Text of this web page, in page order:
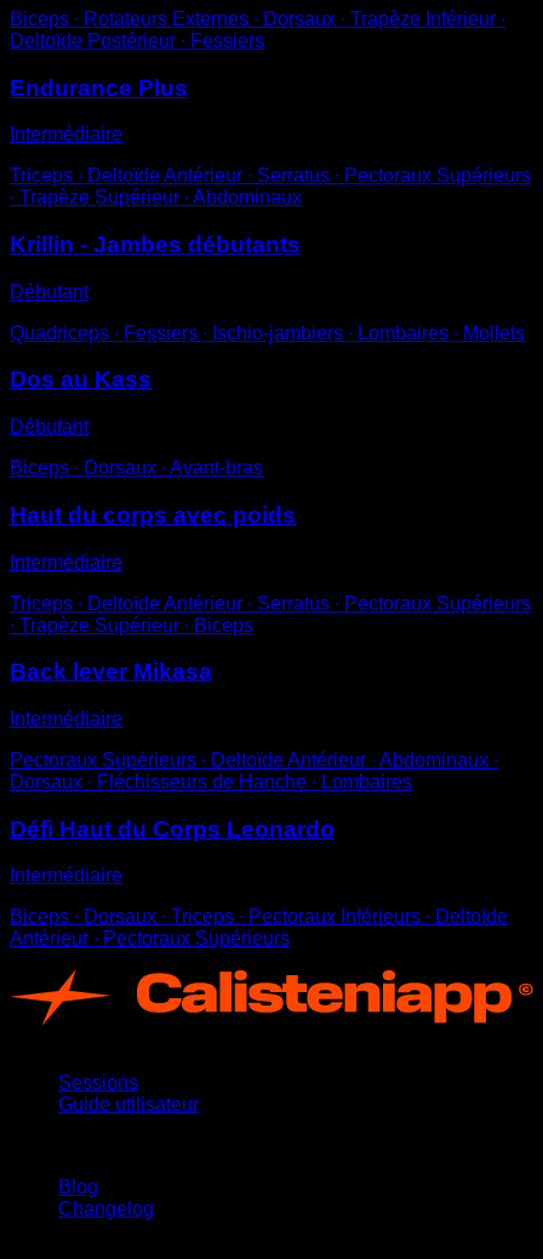
Biceps ∙ Rotateurs Externes ∙ Dorsaux ∙ Trapèze Inférieur ∙
Deltoïde Postérieur ∙ Fessiers
Endurance Plus
Intermédiaire
Triceps ∙ Deltoïde Antérieur ∙ Serratus ∙ Pectoraux Supérieurs
∙ Trapèze Supérieur ∙ Abdominaux
Krillin - Jambes débutants
Débutant
Quadriceps ∙ Fessiers ∙ Ischio-jambiers ∙ Lombaires ∙ Mollets
Dos au Kass
Débutant
Biceps ∙ Dorsaux ∙ Avant-bras
Haut du corps avec poids
Intermédiaire
Triceps ∙ Deltoïde Antérieur ∙ Serratus ∙ Pectoraux Supérieurs
∙ Trapèze Supérieur ∙ Biceps
Back lever Mikasa
Intermédiaire
Pectoraux Supérieurs ∙ Deltoïde Antérieur ∙ Abdominaux ∙
Dorsaux ∙ Fléchisseurs de Hanche ∙ Lombaires
Défi Haut du Corps Leonardo
Intermédiaire
Biceps ∙ Dorsaux ∙ Triceps ∙ Pectoraux Inférieurs ∙ Deltoïde
Antérieur ∙ Pectoraux Supérieurs
Sessions
Guide utilisateur
Blog
Changelog